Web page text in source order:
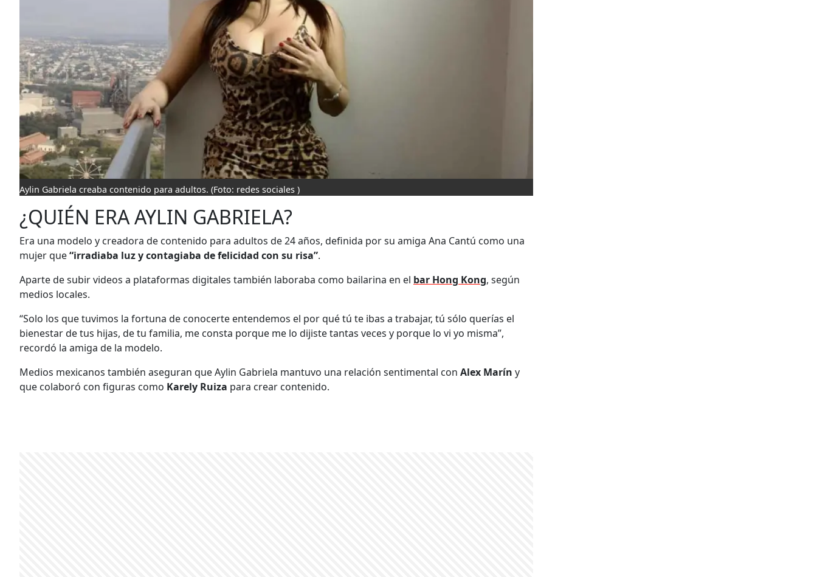
Aylin Gabriela creaba contenido para adultos. (Foto: redes sociales )
¿QUIÉN ERA AYLIN GABRIELA?
Era una modelo y creadora de contenido para adultos de 24 años, definida por su amiga Ana Cantú como una
mujer que“irradiaba luz y contagiaba de felicidad con su risa”.
Aparte de subir videos a plataformas digitales también laboraba como bailarina en el bar Hong Kong, según
medios locales.
“Solo los que tuvimos la fortuna de conocerte entendemos el por qué tú te ibas a trabajar, tú sólo querías el
bienestar de tus hijas, de tu familia, me consta porque me lo dijiste tantas veces y porque lo vi yo misma”,
recordó la amiga de la modelo.
Medios mexicanos también aseguran que Aylin Gabriela mantuvo una relación sentimental con Alex Marín y
que colaboró con figuras como Karely Ruiza para crear contenido.